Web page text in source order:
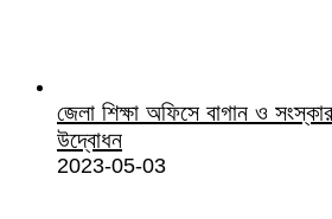
জেলা শিক্ষা অফিসে বাগান ও
উদ্বোধন
2023-05-03